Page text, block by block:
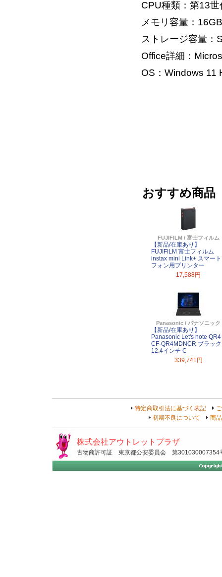
CPU種類：第13
メモリ容量：16GB
ストレージ容量：
Office詳細：
OS：Windows 11
おすすめ商品
FUJIFILM / 富士フィルム
【新品/在庫あり】
FUJIFILM 富士フィルム
instax mini Link+ スマート
フォン用プリンター
17,588円
Panasonic / パナソニック
【新品/在庫あり】
Panasonic Let's note QR4
CF-QR4MDNCR ブラック
12.4インチ C
339,741円
特定商取引法に基づく表記
初期不良について
商
株式会社アウトレットプラザ
古物商許可証 東京都公安委員会 第301030007354